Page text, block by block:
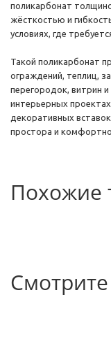
поликарбонат
жёсткостью и
условиях, где
Такой поликарбонат
ограждений, теплиц,
перегородок, витрин
интерьерных
декоративных
простора и
Похожие